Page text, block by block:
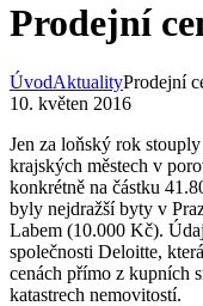
Prodejní
ÚvodAktualityProdejní
10. květen 2016
Jen za loňský rok
krajských městech v
konkrétně na částku
byly nejdražší byty v
Labem (10.000 Kč).
společnosti Deloitte,
cenách přímo z kupních
katastrech nemovitostí.